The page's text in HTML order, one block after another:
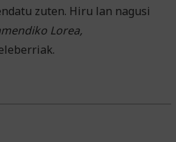
zuten. Hiru lan nagusi
Lorea,